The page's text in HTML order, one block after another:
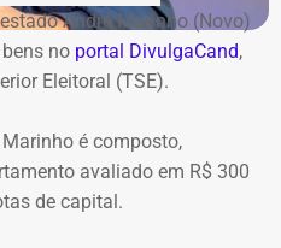
André Marinho (Novo)
no portal DivulgaCand,
Eleitoral (TSE).
é composto,
avaliado em R$ 300
de capital.